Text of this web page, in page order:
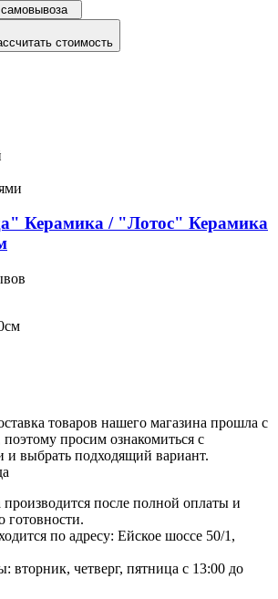
стоимость
Керамика / "Лотос" Керамика
товаров нашего магазина прошла с
просим ознакомиться с
и выбрать подходящий вариант.
производится после полной оплаты и
готовности.
по адресу: Ейское шоссе 50/1,
вторник, четверг, пятница с 13:00 до